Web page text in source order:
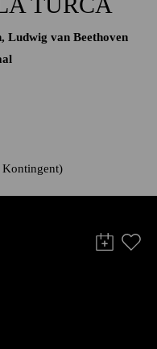
· KLAVIER
TURCA
Ludwig van Beethoven